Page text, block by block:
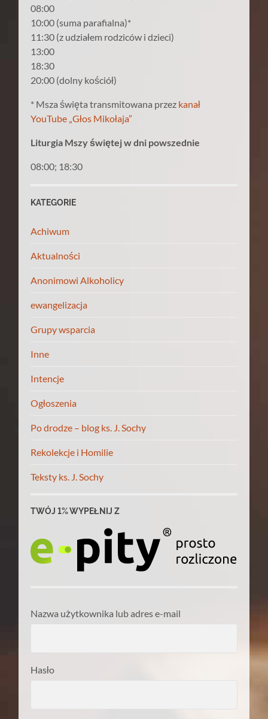
08:00
10:00 (suma parafialna)*
11:30 (z udziałem rodziców i dzieci)
13:00
18:30
20:00 (dolny kościół)
* Msza święta transmitowana przez kanał
YouTube „Głos Mikołaja”
Liturgia Mszy świętej w dni powszednie
08:00; 18:30
KATEGORIE
Achiwum
Aktualności
Anonimowi Alkoholicy
ewangelizacja
Grupy wsparcia
Inne
Intencje
Ogłoszenia
Po drodze – blog ks. J. Sochy
Rekolekcje i Homilie
Teksty ks. J. Sochy
TWÓJ 1% WYPEŁNIJ Z
Nazwa użytkownika lub adres e-mail
Hasło